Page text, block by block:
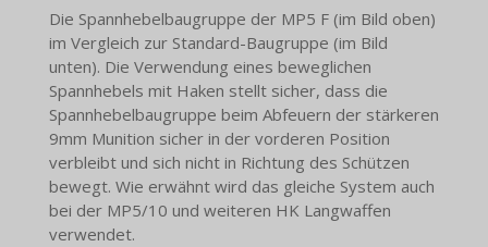
Die Spannhebelbaugruppe der MP5 F (im Bild oben)
im Vergleich zur Standard-Baugruppe (im Bild
unten). Die Verwendung eines beweglichen
Spannhebels mit Haken stellt sicher, dass die
Spannhebelbaugruppe beim Abfeuern der stärkeren
9mm Munition sicher in der vorderen Position
verbleibt und sich nicht in Richtung des Schützen
bewegt. Wie erwähnt wird das gleiche System auch
bei der MP5/10 und weiteren HK Langwaffen
verwendet.